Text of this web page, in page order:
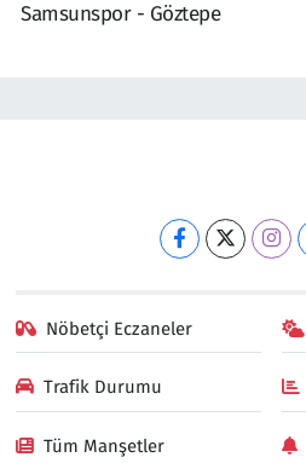
Samsunspor - Göztepe
Nöbetçi Eczaneler
Trafik Durumu
Tüm Manşetler